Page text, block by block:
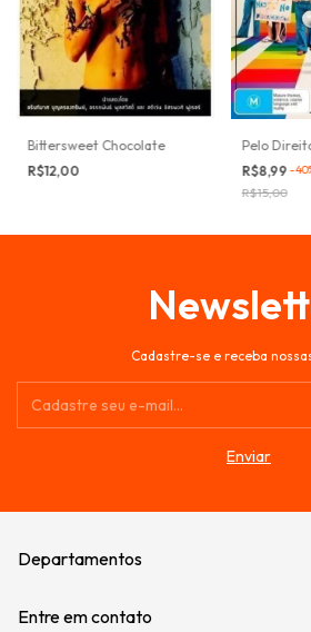
Bittersweet Chocolate
R$12,00
Pelo
R$8,99-40
R$15,00
Cadastre-se e receba
Departamentos
Entre em contato